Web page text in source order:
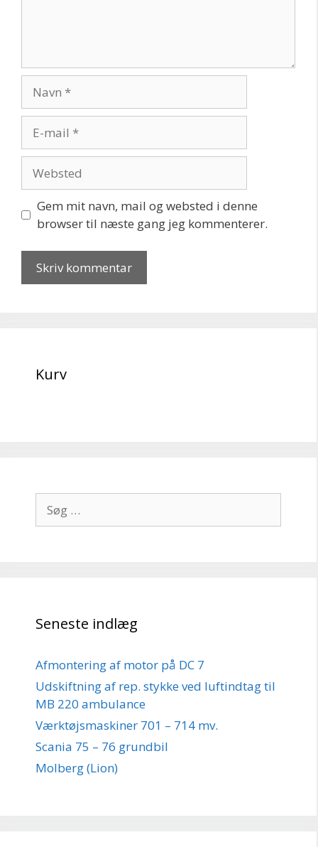
mail
Gem mit navn, mail og websted i denne
browser til næste gang jeg kommenterer.
Kurv
efter:
Seneste indlæg
Afmontering af motor på DC 7
Udskiftning af rep. stykke ved luftindtag til
MB 220 ambulance
Værktøjsmaskiner 701 – 714 mv.
Scania 75 – 76 grundbil
Molberg (Lion)